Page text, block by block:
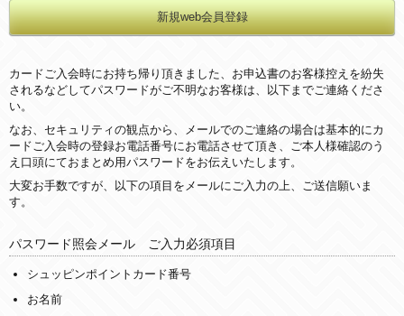
カードご入会時にお持ち帰り頂きました、お申込書のお客様控えを紛失
されるなどしてパスワードがご不明なお客様は、以下までご連絡くださ
い。
なお、セキュリティの観点から、メールでのご連絡の場合は基本的にカ
ードご入会時の登録お電話番号にお電話させて頂き、ご本人様確認のう
え口頭にておまとめ用パスワードをお伝えいたします。
大変お手数ですが、以下の項目をメールにご入力の上、ご送信願いま
す。
パスワード照会メール ご入力必須項目
シュッピンポイントカード番号
お名前